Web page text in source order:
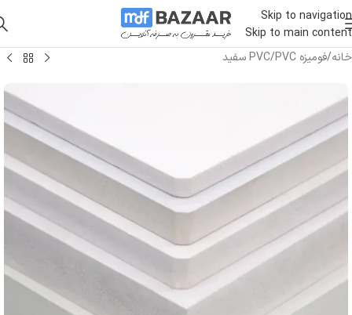
Skip to navigation
Skip to main content
خانه/فومیزه PVC /PVC سفید